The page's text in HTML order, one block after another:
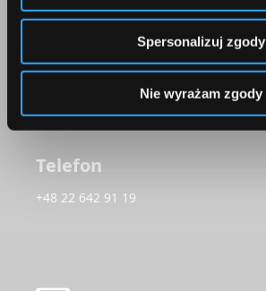
Spersonalizuj zgody
Nie wyrażam zgody
02-673 Warszawa
Telefon
+48 22 642 91 19